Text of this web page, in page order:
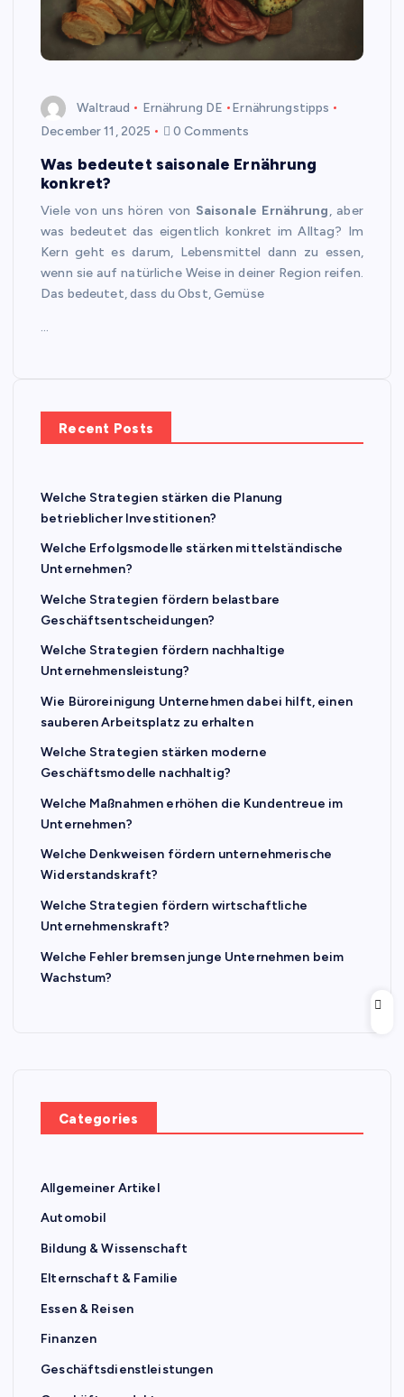
Waltraud Ernährung DE
Ernährungstipps
December 11, 2025
0 Comments
Was bedeutet saisonale Ernährung
konkret?
Viele von uns hören von Saisonale Ernährung, aber
was bedeutet das eigentlich konkret im Alltag? Im
Kern geht es darum, Lebensmittel dann zu essen,
wenn sie auf natürliche Weise in deiner Region reifen.
Das bedeutet, dass du Obst, Gemüse
…
Recent Posts
Welche Strategien stärken die Planung
betrieblicher Investitionen?
Welche Erfolgsmodelle stärken mittelständische
Unternehmen?
Welche Strategien fördern belastbare
Geschäftsentscheidungen?
Welche Strategien fördern nachhaltige
Unternehmensleistung?
Wie Büroreinigung Unternehmen dabei hilft, einen
sauberen Arbeitsplatz zu erhalten
Welche Strategien stärken moderne
Geschäftsmodelle nachhaltig?
Welche Maßnahmen erhöhen die Kundentreue im
Unternehmen?
Welche Denkweisen fördern unternehmerische
Widerstandskraft?
Welche Strategien fördern wirtschaftliche
Unternehmenskraft?
Welche Fehler bremsen junge Unternehmen beim
Wachstum?
Categories
Allgemeiner Artikel
Automobil
Bildung & Wissenschaft
Elternschaft & Familie
Essen & Reisen
Finanzen
Geschäftsdienstleistungen